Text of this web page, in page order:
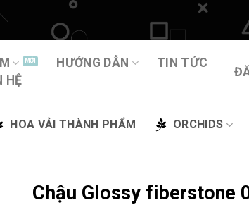
HƯỚNG DẪN
TIN TỨC
HỆ
HOA VẢI THÀNH PHẨM ORCHIDS
Chậu Glossy fiberstone